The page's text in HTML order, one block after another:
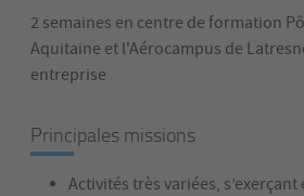
2 semaines en centre de formation
Aquitaine et l'Aérocampus de
entreprise
Principales missions
Activités très variées,